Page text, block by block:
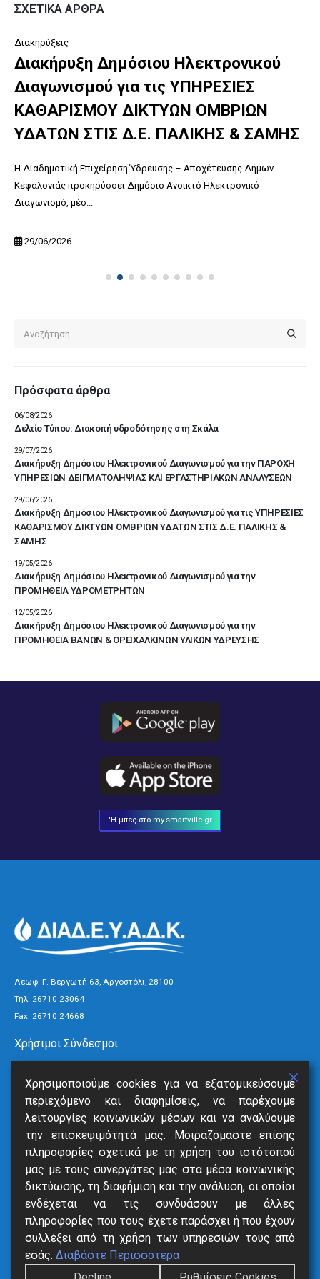
ΣΧΕΤΙΚΆ ΆΡΘΡΑ
Διακηρύξεις
Διακήρυξη Δημόσιου Ηλεκτρονικού
Διαγωνισμού για τις ΥΠΗΡΕΣΙΕΣ
ΚΑΘΑΡΙΣΜΟΥ ΔΙΚΤΥΩΝ ΟΜΒΡΙΩΝ
ΥΔΑΤΩΝ ΣΤΙΣ Δ.Ε. ΠΑΛΙΚΗΣ & ΣΑΜΗΣ
Η Διαδημοτική Επιχείρηση Ύδρευσης – Αποχέτευσης Δήμων
Κεφαλονιάς προκηρύσσει Δημόσιο Ανοικτό Ηλεκτρονικό
Διαγωνισμό, μέσ...
29/06/2026
Πρόσφατα άρθρα
Δελτίο Τύπου: Διακοπή υδροδότησης στη Σκάλα
06/08/2026
Διακήρυξη Δημόσιου Ηλεκτρονικού Διαγωνισμού για την ΠΑΡΟΧΗ
ΥΠΗΡΕΣΙΩΝ ΔΕΙΓΜΑΤΟΛΗΨΙΑΣ ΚΑΙ ΕΡΓΑΣΤΗΡΙΑΚΩΝ ΑΝΑΛΥΣΕΩΝ
29/07/2026
Διακήρυξη Δημόσιου Ηλεκτρονικού Διαγωνισμού για τις ΥΠΗΡΕΣΙΕΣ
ΚΑΘΑΡΙΣΜΟΥ ΔΙΚΤΥΩΝ ΟΜΒΡΙΩΝ ΥΔΑΤΩΝ ΣΤΙΣ Δ.Ε. ΠΑΛΙΚΗΣ &
ΣΑΜΗΣ
29/06/2026
Διακήρυξη Δημόσιου Ηλεκτρονικού Διαγωνισμού για την
ΠΡΟΜΗΘΕΙΑ ΥΔΡΟΜΕΤΡΗΤΩΝ
19/05/2026
Διακήρυξη Δημόσιου Ηλεκτρονικού Διαγωνισμού για την
ΠΡΟΜΗΘΕΙΑ ΒΑΝΩΝ & ΟΡΕΙΧΑΛΚΙΝΩΝ ΥΛΙΚΩΝ ΥΔΡΕΥΣΗΣ
12/05/2026
'Η μπες στο my.smartville.gr
Λεωφ. Γ. Βεργωτή 63, Αργοστόλι, 28100
Τηλ: 26710 23064
Fax: 26710 24668
Χρήσιμοι Σύνδεσμοι
Ανακοινώσεις
Νέα
Επικοινωνία
Υπηρεσίες
SmartVille
Online Eξόφληση
Δήλωση Βλάβης
Αιτήσεις
Χρησιμοποιούμε cookies για να εξατομικεύσουμε
περιεχόμενο και διαφημίσεις, να παρέχουμε
λειτουργίες κοινωνικών μέσων και να αναλύουμε
την επισκεψιμότητά μας. Μοιραζόμαστε επίσης
πληροφορίες σχετικά με τη χρήση του ιστότοπού
μας με τους συνεργάτες μας στα μέσα κοινωνικής
δικτύωσης, τη διαφήμιση και την ανάλυση, οι οποίοι
ενδέχεται να τις συνδυάσουν με άλλες
πληροφορίες που τους έχετε παράσχει ή που έχουν
συλλέξει από τη χρήση των υπηρεσιών τους από
εσάς. Διαβάστε Περισσότερα